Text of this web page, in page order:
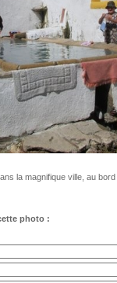
la magnifique ville, au bord
photo :